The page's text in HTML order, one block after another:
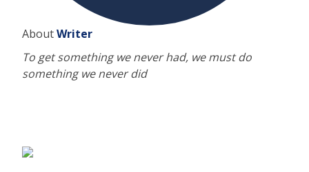
AboutWriter
To get something we never had, we must do
something we never did